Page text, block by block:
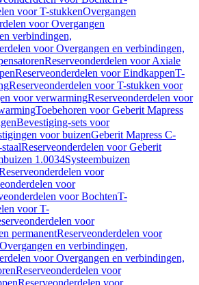
voor T-stukkenOvergangen
voor Overgangen
verbindingen,
voor Overgangen en verbindingen,
Reserveonderdelen voor Axiale
Reserveonderdelen voor EindkappenT-
Reserveonderdelen voor T-stukken voor
voor verwarmingReserveonderdelen voor
Toebehoren voor Geberit Mapress
Bevestiging-sets voor
voor buizenGeberit Mapress C-
Reserveonderdelen voor Geberit
1.0034Systeembuizen
voor
voor
voor BochtenT-
voor T-
voor
permanentReserveonderdelen voor
Overgangen en verbindingen,
voor Overgangen en verbindingen,
Reserveonderdelen voor
Reserveonderdelen voor